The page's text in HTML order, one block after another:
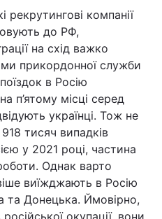
компанії
до РФ,
на схід важко
прикордонної служби
в Росію
п’ятому місці серед
українці. Тож не
тисяч випадків
у 2021 році, частина
Однак варто
виїжджають в Росію
та Донецька. Ймовірно,
окупації, вони